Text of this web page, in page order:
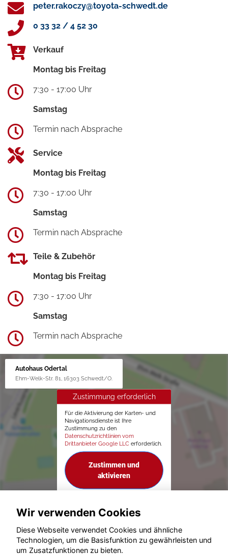
peter.rakoczy@toyota-schwedt.de
0 33 32 / 4 52 30
Verkauf
Montag bis Freitag
7:30 - 17:00 Uhr
Samstag
Termin nach Absprache
Service
Montag bis Freitag
7:30 - 17:00 Uhr
Samstag
Termin nach Absprache
Teile & Zubehör
Montag bis Freitag
7:30 - 17:00 Uhr
Samstag
Termin nach Absprache
Autohaus Odertal
Ehm-Welk-Str. 81, 16303 Schwedt/O.
Zustimmung erforderlich
Für die Aktivierung der Karten- und
Navigationsdienste ist Ihre
Zustimmung zu den
Datenschutzrichtlinien vom
Drittanbieter Google LLC erforderlich.
Zustimmen und
aktivieren
© konjunkturmotor.de GmbH 2020 - 2026
Wir verwenden Cookies
Diese Webseite verwendet Cookies und ähnliche
Technologien, um die Basisfunktion zu gewährleisten und
um Zusatzfunktionen zu bieten.